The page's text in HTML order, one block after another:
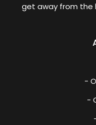
get away from the
-
-